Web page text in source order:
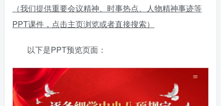
（我们提供重要会议精神、时事热点、人物精神事迹等
PPT课件，点击主页浏览或者直接搜索）
以下是PPT预览页面：